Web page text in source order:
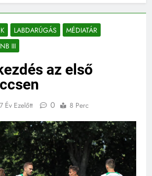
LABDARÚGÁS
MÉDIATÁR
NB III
az első
7 Év Ezelőtt 0 8 Perc